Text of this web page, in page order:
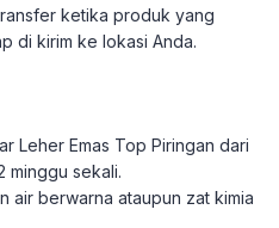
ketika produk yang
di kirim ke lokasi Anda.
Leher Emas Top Piringan dari
minggu sekali.
air berwarna ataupun zat kimia